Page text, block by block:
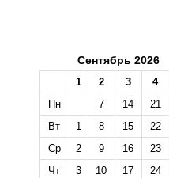
Сентябрь 2026
1 2 3 4
Пн
7 14 21
Вт
1 8 15 22
Ср
2 9 16 23
Чт
3 10 17
24